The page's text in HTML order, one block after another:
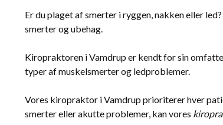
Er du plaget af smerter i ryggen, nakken eller
smerter og ubehag.
Kiropraktoren i Vamdrup er kendt for sin
typer af muskelsmerter og ledproblemer.
Vores kiropraktor i Vamdrup prioriterer hver
smerter eller akutte problemer, kan vores